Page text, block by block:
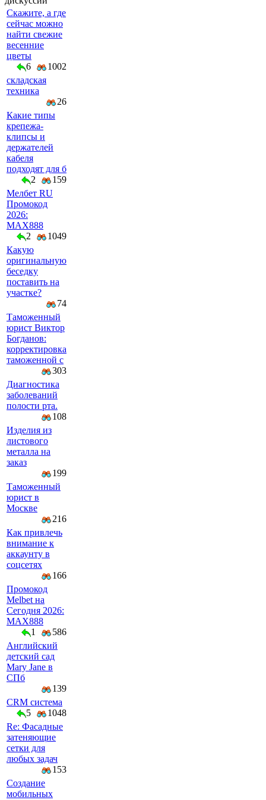
Скажите, а где
сейчас можно
найти свежие
весенние
цветы
6
1002
складская
техника
26
Какие типы
крепежа-
клипсы и
держателей
кабеля
подходят для б
2
159
Мелбет RU
Промокод
2026:
MAX888
2
1049
Какую
оригинальную
беседку
поставить на
участке?
74
Таможенный
юрист Виктор
Богданов:
корректировка
таможенной с
303
Диагностика
заболеваний
полости рта.
108
Изделия из
листового
металла на
заказ
199
Таможенный
юрист в
Москве
216
Как привлечь
внимание к
аккаунту в
соцсетях
166
Промокод
Melbet на
Сегодня 2026:
MAX888
1
586
Английский
детский сад
Mary Jane в
СПб
139
CRM система
5
1048
Re: Фасадные
затеняющие
сетки для
любых задач
153
Создание
мобильных